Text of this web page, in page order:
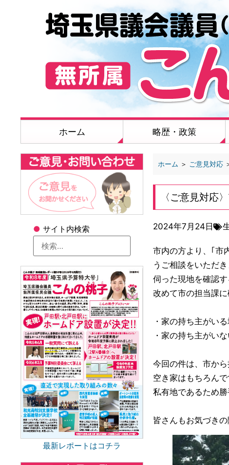
ホーム 略歴・政策
● サイト内検索
最新レポートはコチラ
ホーム ＞ ご意見対応
〈ご意見対応
2024年7月24日
市内の方より、｢市
うご相談をいただき
伺った現地を確認
改めて市の担当課
・家の持ち主がい
・家の持ち主がい
今回の件は、市か
空き家はもちろん
私有地であるため
皆さんもお気づき